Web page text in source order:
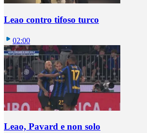
Leao contro tifoso turco
02:00
Leao, Pavard e non solo